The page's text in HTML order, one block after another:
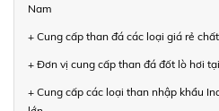
Nam
+ Cung cấp than đá các loại giá rẻ
+ Đơn vị cung cấp than đá đốt lò hơi
+ Cung cấp các loại than nhập khẩu